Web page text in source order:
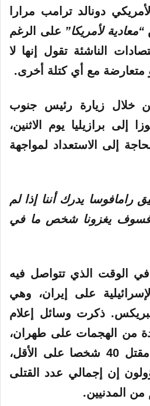
دونالد ترامب مرارا
“معادية لأمريكا” على الرغم
الناشئة تقول إنها لا
متعارضة مع أي كتلة أخرى.
خلال زيارة رئيس جنوب
إلى برازيليا يوم الاثنين،
إلى الاستعداد لمواجهة
رامافوسا يدرك أننا إذا لم
فسوف يغزونا شخص ما في
في الوقت الذي تتواصل فيه
على إيران، وهي
ذكرت وسائل إعلام
من الهجمات على طهران،
الثلاثاء، أسفرت عن مقتل 40 شخصا على الأقل،
إن إجمالي عدد القتلى